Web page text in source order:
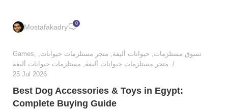
Mostafakadry 0
Games, تسوق مستلزمات, حيوانات أليفة, متجر مستلزمات حيوانات,
متجر مستلزمات حيوانات أليفة, مستلزمات حيوانات أليفة
25 Jul 2026
Best Dog Accessories & Toys in Egypt:
Complete Buying Guide